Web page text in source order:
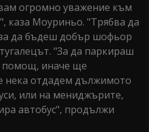
огромно уважение към
каза Моуриньо. "Трябва да
да бъдеш добър шофьор
"За да паркираш
помощ, иначе ще
нека отдадем дължимото
или на мениджърите,
автобус", продължи